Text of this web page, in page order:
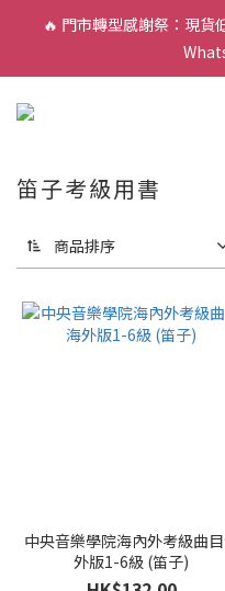
🎵 新生限時：
🔥 門市轉型感謝祭：現貨
🎵 新生限時：
笛子考級用書
商品排序
中央音樂學院海內外考級曲
外版1-6級 (笛子)